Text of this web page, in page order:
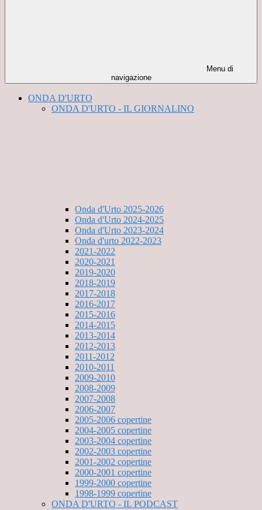
Menu di
navigazione
ONDA D'URTO
ONDA D'URTO - IL GIORNALINO
Onda d'Urto 2025-2026
Onda d'Urto 2024-2025
Onda d'Urto 2023-2024
Onda d'urto 2022-2023
2021-2022
2020-2021
2019-2020
2018-2019
2017-2018
2016-2017
2015-2016
2014-2015
2013-2014
2012-2013
2011-2012
2010-2011
2009-2010
2008-2009
2007-2008
2006-2007
2005-2006 copertine
2004-2005 copertine
2003-2004 copertine
2002-2003 copertine
2001-2002 copertine
2000-2001 copertine
1999-2000 copertine
1998-1999 copertine
ONDA D'URTO - IL PODCAST